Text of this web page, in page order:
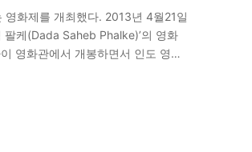
화제를 개최했다. 2013년 4월21일
케(Dada Saheb Phalke)’의 영화
영화관에서 개봉하면서 인도 영화